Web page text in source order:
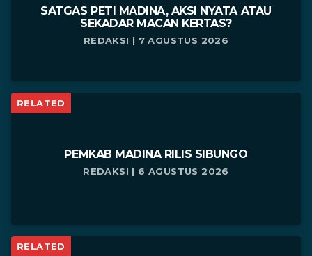
SATGAS PETI MADINA, AKSI NYATA ATAU
SEKADAR MACAN KERTAS?
REDAKSI | 7 AGUSTUS 2026
RELATED
PEMKAB MADINA RILIS SIBUNGO
REDAKSI | 6 AGUSTUS 2026
RELATED